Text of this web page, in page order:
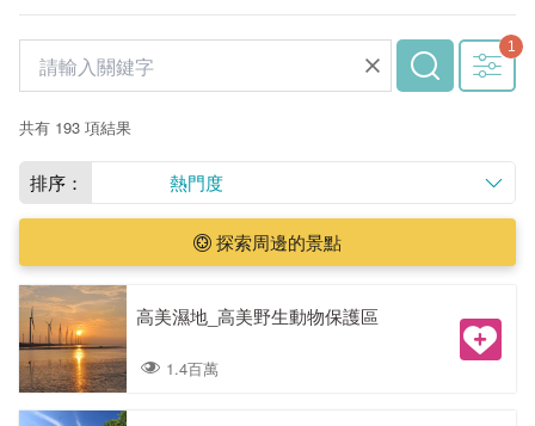
共有 193 項結果
排序： 熱門度
探索周邊的景點
高美濕地_高美野生動物保護區
1.4百萬